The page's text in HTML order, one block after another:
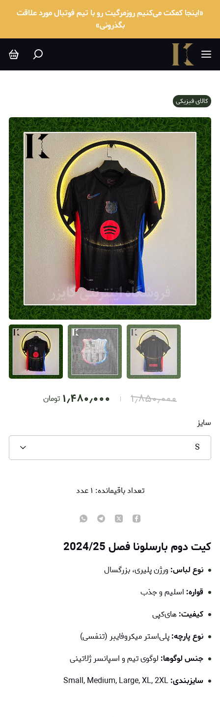
«اینجا کمکت می‌کنیم روزمرگیت رو با تیم فوتبال مورد علاقت
بگذرونی»
کالای فیزیکی
۱٫۸۵۰٫۰۰۰ ۱٫۴۸۰٫۰۰۰ تومان
سایز
S
تعداد باقیمانده: ۱عدد
کیت دوم بارسلونا فصل 2024/25
نوع لباس: ورژن پلیری، بزرگسال
قواره: اسلیم و جذب
کیفیت: های‌کپی
نوع پارچه:پلی‌استر میکروفایبر (تنفسی)
جنس لوگوها: لوگوی تیم و اسپانسر ژلاتینی
سایزبندی: